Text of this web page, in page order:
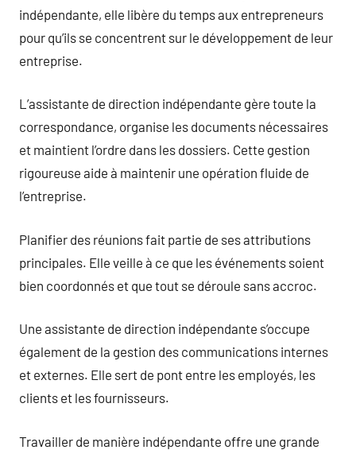
indépendante, elle libère du temps aux entrepreneurs
pour qu’ils se concentrent sur le développement de leur
entreprise.
L’assistante de direction indépendante gère toute la
correspondance, organise les documents nécessaires
et maintient l’ordre dans les dossiers. Cette gestion
rigoureuse aide à maintenir une opération fluide de
l’entreprise.
Planifier des réunions fait partie de ses attributions
principales. Elle veille à ce que les événements soient
bien coordonnés et que tout se déroule sans accroc.
Une assistante de direction indépendante s’occupe
également de la gestion des communications internes
et externes. Elle sert de pont entre les employés, les
clients et les fournisseurs.
Travailler de manière indépendante offre une grande